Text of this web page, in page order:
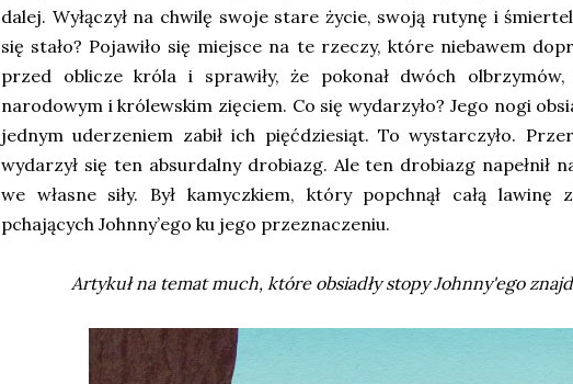
dalej. Wyłączył na chwilę swoje stare życie, swoją rutynę i
się stało? Pojawiło się miejsce na te rzeczy, które niebawem
przed oblicze króla i sprawiły, że pokonał dwóch
narodowym i królewskim zięciem. Co się wydarzyło? Jego nogi
jednym uderzeniem zabił ich pięćdziesiąt. To wystarczyło.
wydarzył się ten absurdalny drobiazg. Ale ten drobiazg napełnił
we własne siły. Był kamyczkiem, który popchnął całą lawinę
pchających Johnny’ego ku jego przeznaczeniu.
Artykuł na temat much, które obsiadły stopy Johnny'ego